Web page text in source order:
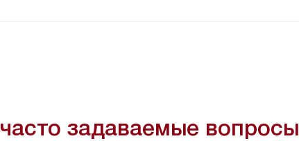
часто задаваемые вопросы